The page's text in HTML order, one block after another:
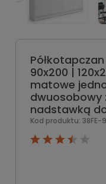
90x200 |
matowe
dwuosobowy
nadstawką
Kod produktu: 38FE-